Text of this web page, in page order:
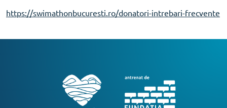
https://swimathonbucuresti.ro/donatori-intrebari-frecvente